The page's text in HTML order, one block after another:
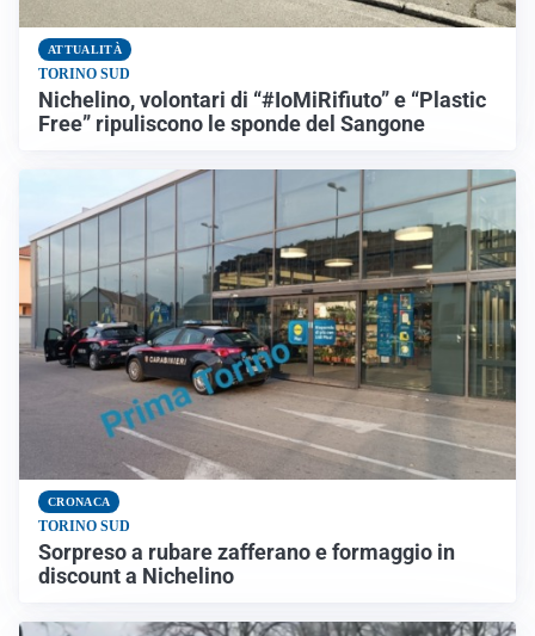
ATTUALITÀ
TORINO SUD
Nichelino, volontari di “#IoMiRifiuto” e “Plastic
Free” ripuliscono le sponde del Sangone
CRONACA
TORINO SUD
Sorpreso a rubare zafferano e formaggio in
discount a Nichelino